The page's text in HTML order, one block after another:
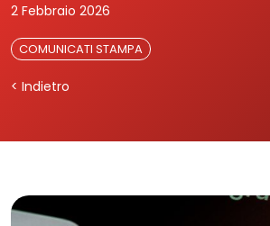
2 Febbraio 2026
COMUNICATI STAMPA
< Indietro